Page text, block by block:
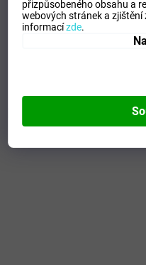
přizpůsobeného obsahu a
webových stránek a
informacízde.
Mohlo by se vám líbit
Kategorie:
Sport:
97%